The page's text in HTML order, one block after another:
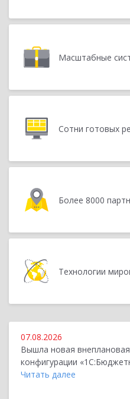
Масштабные
Сотни готовых
Более 8000
Технологии
07.08.2026
Вышла новая
конфигурации
Читать далее